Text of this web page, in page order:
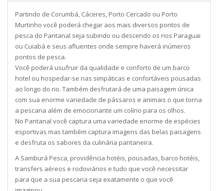
Partindo de Corumbá, Cáceres, Porto Cercado ou Porto
Murtinho você poderá chegar aos mais diversos pontos de
pesca do Pantanal seja subindo ou descendo os rios Paraguai
ou Cuiabá e seus afluentes onde sempre haverá inúmeros
pontos de pesca.
Você poderá usufruir da qualidade e conforto de um barco
hotel ou hospedar-se nas simpáticas e confortáveis pousadas
ao longo do rio. Também desfrutará de uma paisagem única
com sua enorme variedade de pássaros e animais o que torna
a pescaria além de emocionante um colírio para os olhos.
No Pantanal você captura uma variedade enorme de espécies
esportivas mas também captura imagens das belas paisagens
e desfruta os sabores da culinária pantaneira.
A Samburá Pesca, providência hotéis, pousadas, barco hotéis,
transfers aéreos e rodoviários e tudo que você necessitar
para que a sua pescaria seja exatamente o que você